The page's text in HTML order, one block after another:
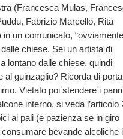
(Francesca Mulas,
Fabrizio Marcello, Rita
un comunicato, “ovviamente
chiese. Sei un artista di
lontano dalle chiese, quindi
al guinzaglio? Ricorda di
Vietato poi stendere i
interno, si veda l’articolo
ai pali (e pazienza se in giro
bevande alcoliche